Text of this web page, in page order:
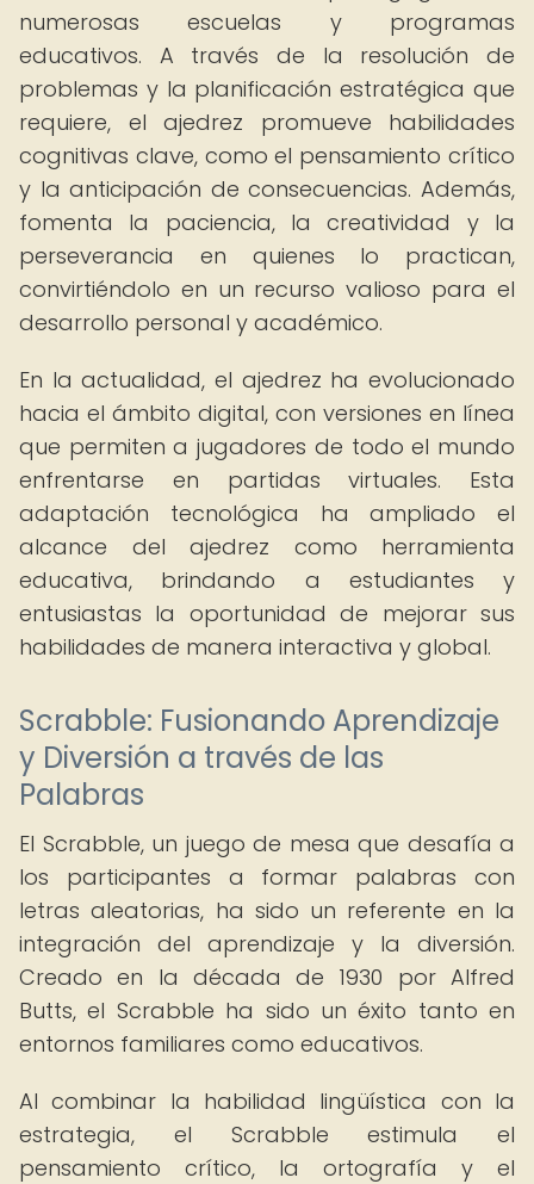
numerosas escuelas y programas
educativos. A través de la resolución de
problemas y la planificación estratégica que
requiere, el ajedrez promueve habilidades
cognitivas clave, como el pensamiento crítico
y la anticipación de consecuencias. Además,
fomenta la paciencia, la creatividad y la
perseverancia en quienes lo practican,
convirtiéndolo en un recurso valioso para el
desarrollo personal y académico.
En la actualidad, el ajedrez ha evolucionado
hacia el ámbito digital, con versiones en línea
que permiten a jugadores de todo el mundo
enfrentarse en partidas virtuales. Esta
adaptación tecnológica ha ampliado el
alcance del ajedrez como herramienta
educativa, brindando a estudiantes y
entusiastas la oportunidad de mejorar sus
habilidades de manera interactiva y global.
Scrabble: Fusionando Aprendizaje
y Diversión a través de las
Palabras
El Scrabble, un juego de mesa que desafía a
los participantes a formar palabras con
letras aleatorias, ha sido un referente en la
integración del aprendizaje y la diversión.
Creado en la década de 1930 por Alfred
Butts, el Scrabble ha sido un éxito tanto en
entornos familiares como educativos.
Al combinar la habilidad lingüística con la
estrategia, el Scrabble estimula el
pensamiento crítico, la ortografía y el